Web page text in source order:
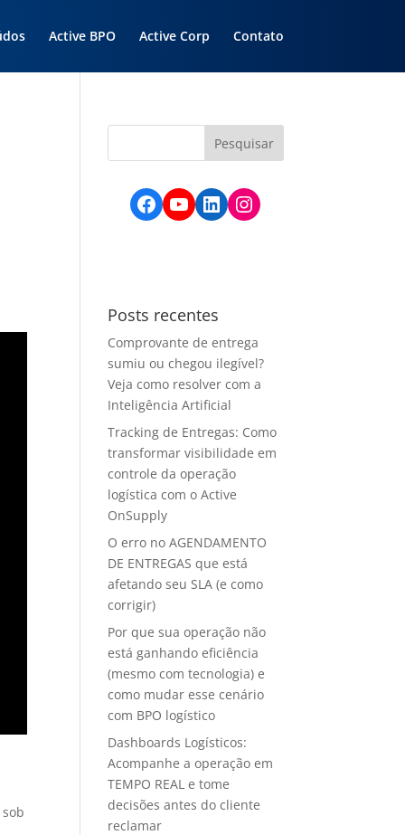
Active BPO Active Corp Contato
Facebook
YouTube
LinkedIn
Instagram
Posts recentes
Comprovante de entrega
sumiu ou chegou ilegível?
Veja como resolver com a
Inteligência Artificial
Tracking de Entregas: Como
transformar visibilidade em
controle da operação
logística com o Active
OnSupply
O erro no AGENDAMENTO
DE ENTREGAS que está
afetando seu SLA (e como
corrigir)
Por que sua operação não
está ganhando eficiência
(mesmo com tecnologia) e
como mudar esse cenário
com BPO logístico
Dashboards Logísticos:
Acompanhe a operação em
TEMPO REAL e tome
decisões antes do cliente
reclamar